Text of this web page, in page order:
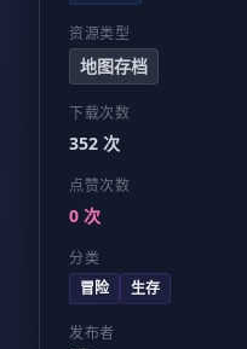
资源类型
地图存档
下载次数
352 次
点赞次数
0 次
分类
冒险
生存
发布者